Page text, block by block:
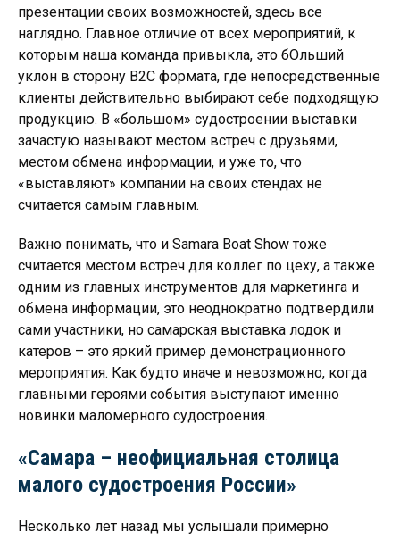
презентации своих возможностей, здесь все
наглядно. Главное отличие от всех мероприятий, к
которым наша команда привыкла, это бОльший
уклон в сторону B2C формата, где непосредственные
клиенты действительно выбирают себе подходящую
продукцию. В «большом» судостроении выставки
зачастую называют местом встреч с друзьями,
местом обмена информации, и уже то, что
«выставляют» компании на своих стендах не
считается самым главным.
Важно понимать, что и Samara Boat Show тоже
считается местом встреч для коллег по цеху, а также
одним из главных инструментов для маркетинга и
обмена информации, это неоднократно подтвердили
сами участники, но самарская выставка лодок и
катеров – это яркий пример демонстрационного
мероприятия. Как будто иначе и невозможно, когда
главными героями события выступают именно
новинки маломерного судостроения.
«Самара – неофициальная столица
малого судостроения России»
Несколько лет назад мы услышали примерно